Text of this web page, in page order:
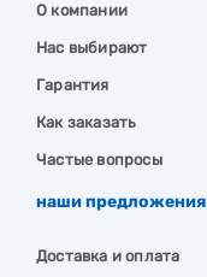
О компании
Нас выбирают
Гарантия
Как заказать
Частые вопросы
наши предложения
Доставка и оплата